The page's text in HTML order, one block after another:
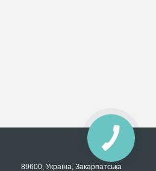
89600, Україна, Закарпатська